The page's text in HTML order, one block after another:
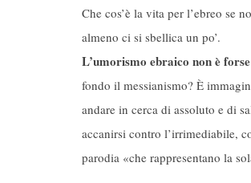
Che cos’è la vita per l’ebreo se
almeno ci si sbellica un po’.
L’umorismo ebraico non è
fondo il messianismo? È
andare in cerca di assoluto e di
accanirsi contro l’irrimediabile,
parodia «che rappresentano la